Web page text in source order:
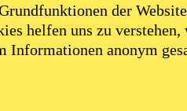
der
helfen uns zu verstehen,
Informationen anonym